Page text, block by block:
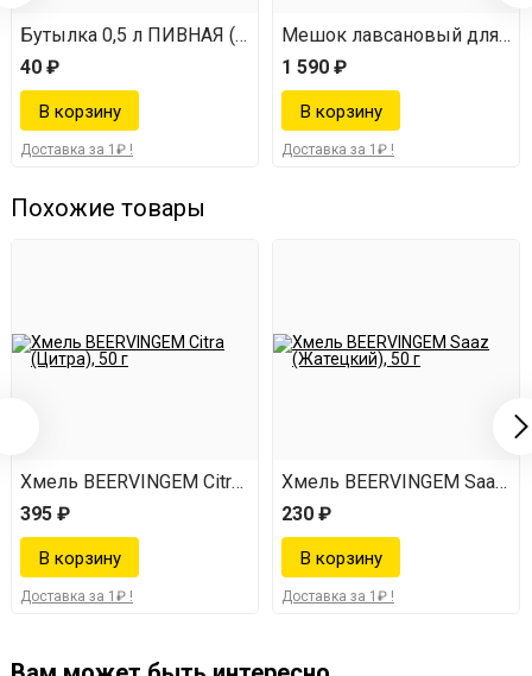
Бутылка 0,5 л ПИВНАЯ (коричневая)
40 ₽
Доставка за 1₽ !
Мешок лавсановый для
1 590 ₽
Доставка за 1₽ !
Похожие товары
50 г
Хмель BEERVINGEM Citra (Цитра), 50 г
395 ₽
Доставка за 1₽ !
Хмель BEERVINGEM Saaz
230 ₽
Доставка за 1₽ !